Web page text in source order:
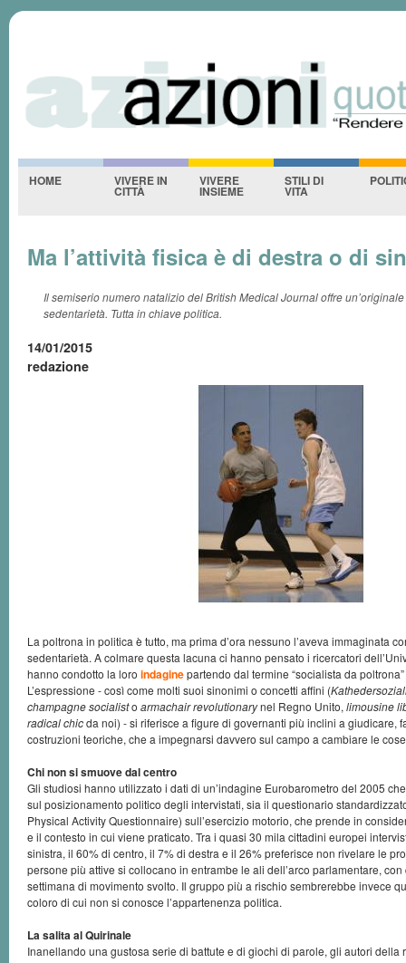
Azioniquotidiane
HOME VIVERE IN
CITTÀ
VIVERE
INSIEME
STILI DI
VITA
Ma l’attività fisica è di destra o di
Il semiserio numero natalizio del British Medical Journal offre
sedentarietà. Tutta in chiave politica.
14/01/2015
redazione
La poltrona in politica è tutto, ma prima d’ora nessuno l’aveva immaginata
sedentarietà. A colmare questa lacuna ci hanno pensato i ricercatori
hanno condotto la loro indaginepartendo dal termine “socialista da
L’espressione - così come molti suoi sinonimi o concetti affini (
champagne socialisto armachair revolutionarynel Regno Unito, limousine
radical chicda noi) - si riferisce a figure di governanti più inclini a giudicare,
costruzioni teoriche, che a impegnarsi davvero sul campo a cambiare le
Chi non si smuove dal centro
Gli studiosi hanno utilizzato i dati di un’indagine Eurobarometro del 2005
sul posizionamento politico degli intervistati, sia il questionario
Physical Activity Questionnaire) sull’esercizio motorio, che prende in
e il contesto in cui viene praticato. Tra i quasi 30 mila cittadini europei
sinistra, il 60% di centro, il 7% di destra e il 26% preferisce non rivelare le
persone più attive si collocano in entrambe le ali dell’arco parlamentare, con
settimana di movimento svolto. Il gruppo più a rischio sembrerebbe invece
coloro di cui non si conosce l’appartenenza politica.
La salita al Quirinale
Inanellando una gustosa serie di battute e di giochi di parole, gli autori della